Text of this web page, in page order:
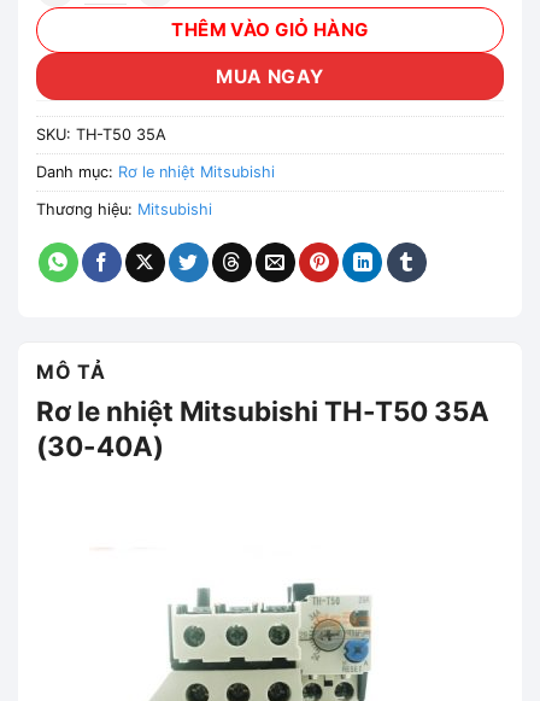
THÊM VÀO GIỎ HÀNG
MUA NGAY
SKU: TH-T50 35A
Danh mục: Rơ le nhiệt Mitsubishi
Thương hiệu: Mitsubishi
MÔ TẢ
Rơ le nhiệt Mitsubishi TH-T50 35A
(30-40A)